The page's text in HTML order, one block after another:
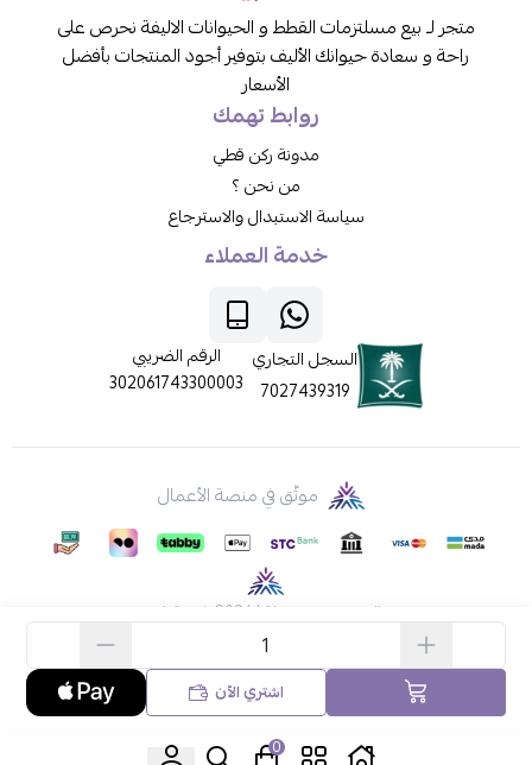
0
اشتري الآن
متجر لـ بيع مسلتزمات القطط و الحيوانات الاليفة نحرص على
راحة و سعادة حيوانك الأليف بتوفير أجود المنتجات بأفضل
الأسعار
روابط تهمك
مدونة ركن قطي
من نحن ؟
سياسة الاستبدال والاسترجاع
خدمة العملاء
السجل التجاري
7027439319
الرقم الضريبي
302061743300003
موثّق في منصة الأعمال
الحقوق محفوظة | 2026 ركن قطي